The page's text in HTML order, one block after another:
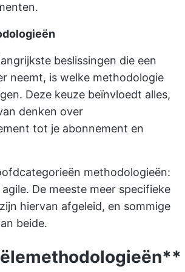
beslissingen die een
neemt, is welke methodologie
Deze keuze beïnvloedt alles,
denken over
tot je abonnement en
methodologieën:
De meeste meer specifieke
hiervan afgeleid, en sommige
beide.
methodologieën**